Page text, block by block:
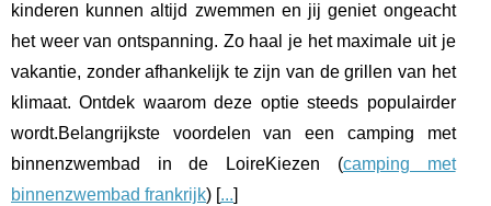
kinderen kunnen altijd zwemmen en jij geniet ongeacht
het weer van ontspanning. Zo haal je het maximale uit je
vakantie, zonder afhankelijk te zijn van de grillen van het
klimaat. Ontdek waarom deze optie steeds populairder
wordt.Belangrijkste voordelen van een camping met
binnenzwembad in de LoireKiezen (camping met
binnenzwembad frankrijk) [ ...